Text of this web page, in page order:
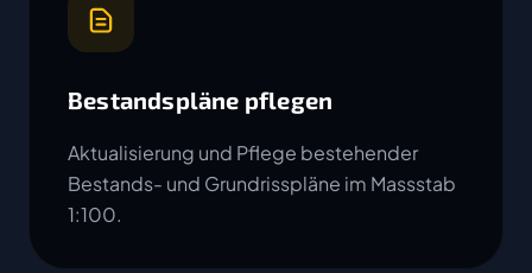
Bestandspläne pflegen
Aktualisierung und Pflege bestehender
Bestands- und Grundrisspläne im Massstab
1:100.